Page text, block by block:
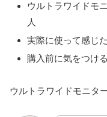
ウルトラワイドモ
人
実際に使って感じ
購入前に気をつけ
ウルトラワイドモニタ